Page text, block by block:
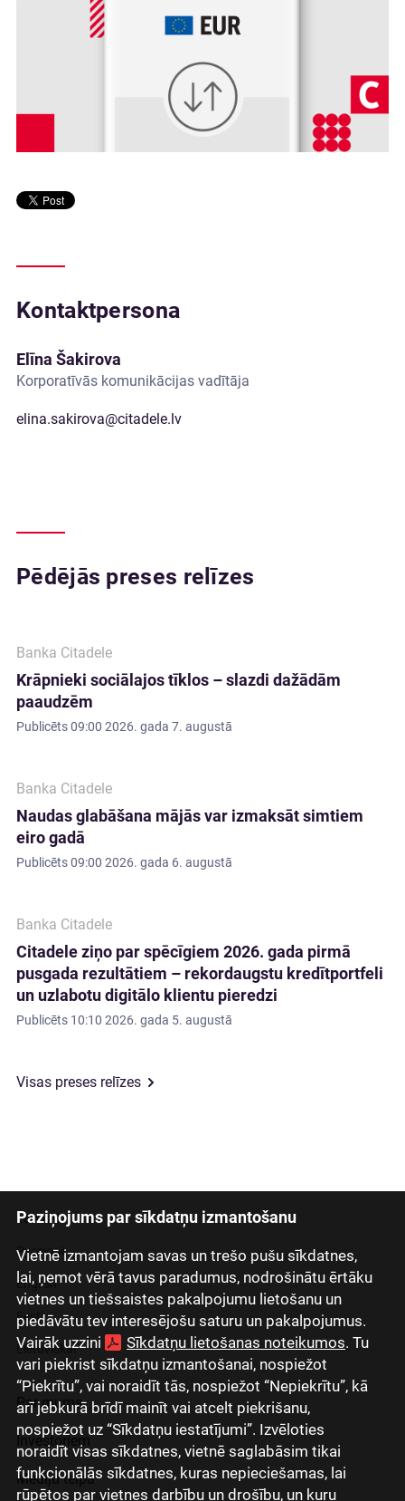
Paziņojums par sīkdatņu izmantošanu
Vietnē izmantojam savas un trešo pušu sīkdatnes,
lai, ņemot vērā tavus paradumus, nodrošinātu ērtāku
vietnes un tiešsaistes pakalpojumu lietošanu un
piedāvātu tev interesējošu saturu un pakalpojumus.
Vairāk uzzini
Sīkdatņu lietošanas noteikumos. Tu
vari piekrist sīkdatņu izmantošanai, nospiežot
“Piekrītu”, vai noraidīt tās, nospiežot “Nepiekrītu”, kā
arī jebkurā brīdī mainīt vai atcelt piekrišanu,
nospiežot uz “Sīkdatņu iestatījumi”. Izvēloties
noraidīt visas sīkdatnes, vietnē saglabāsim tikai
funkcionālās sīkdatnes, kuras nepieciešamas, lai
rūpētos par vietnes darbību un drošību, un kuru
Kontaktpersona
Elīna Šakirova
Korporatīvās komunikācijas vadītāja
elina.sakirova@citadele.lv
Pēdējās preses relīzes
Banka Citadele
Krāpnieki sociālajos tīklos – slazdi dažādām
paaudzēm
Publicēts09:00 2026. gada 7. augustā
Banka Citadele
Naudas glabāšana mājās var izmaksāt simtiem
eiro gadā
Publicēts09:00 2026. gada 6. augustā
Banka Citadele
Citadele ziņo par spēcīgiem 2026. gada pirmā
pusgada rezultātiem – rekordaugstu kredītportfeli
un uzlabotu digitālo klientu pieredzi
Publicēts 10:10 2026. gada 5. augustā
Visas preses relīzes
Latviski
Русский
English
Eesti
Lietuviškai
Par mums
Investoriem
Mediju telpa